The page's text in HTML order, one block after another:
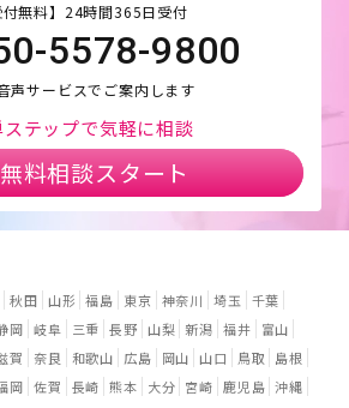
付無料】24時間365日受付
5578-9800
声サービスでご案内します
テップで気軽に相談
無料相談スタート
秋田 山形 福島 東京 神奈川 埼玉 千葉
岡 岐阜 三重 長野 山梨 新潟 福井
富山
賀 奈良 和歌山 広島 岡山 山口 鳥取
島根
岡 佐賀 長崎 熊本 大分 宮崎 鹿児島 沖縄